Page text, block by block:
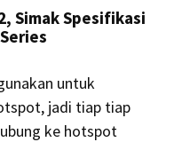
Simak Spesifikasi
untuk
jadi tiap tiap
ke hotspot